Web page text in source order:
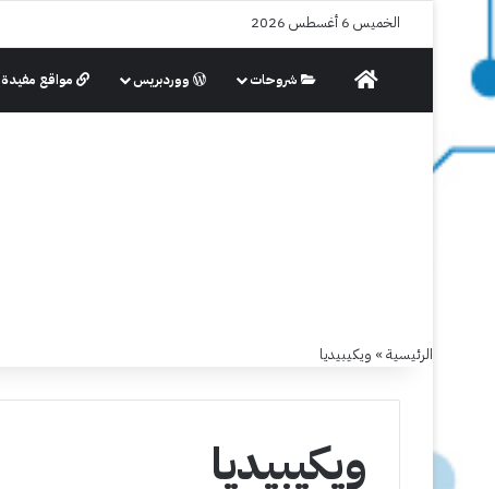
الخميس 6 أغسطس 2026
الرئيسية شروحات ووردبريس مواقع مفيدة
الرئيسية» ويكيبيديا
ويكيبيديا